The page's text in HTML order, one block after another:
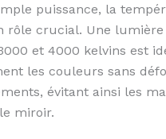
puissance, la
rôle crucial. Une lumière
et 4000 kelvins est
les couleurs sans
évitant ainsi les
miroir.